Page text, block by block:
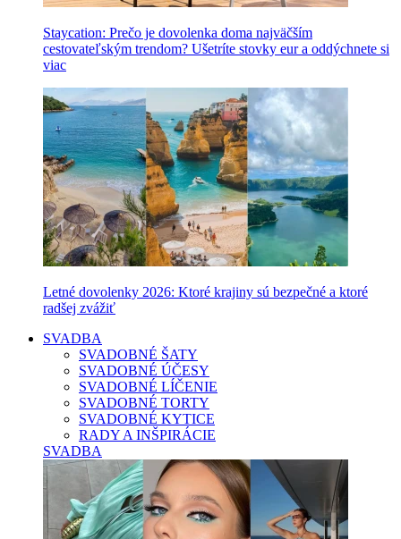
Staycation: Prečo je dovolenka doma najväčším
cestovateľským trendom? Ušetríte stovky eur a oddýchnete si
viac
Letné dovolenky 2026: Ktoré krajiny sú bezpečné a ktoré
radšej zvážiť
SVADBA
SVADOBNÉ ŠATY
SVADOBNÉ ÚČESY
SVADOBNÉ LÍČENIE
SVADOBNÉ TORTY
SVADOBNÉ KYTICE
RADY A INŠPIRÁCIE
SVADBA